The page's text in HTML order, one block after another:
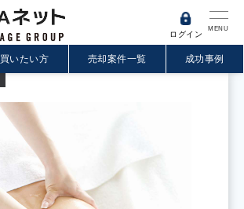
MENU
ログイン
買いたい方 売却案件一覧 成功事例